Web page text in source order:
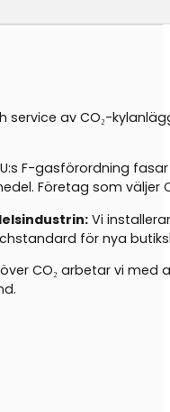
service av CO₂-
F-gasförordning
Företag som
Vi
för nya
CO₂ arbetar vi med